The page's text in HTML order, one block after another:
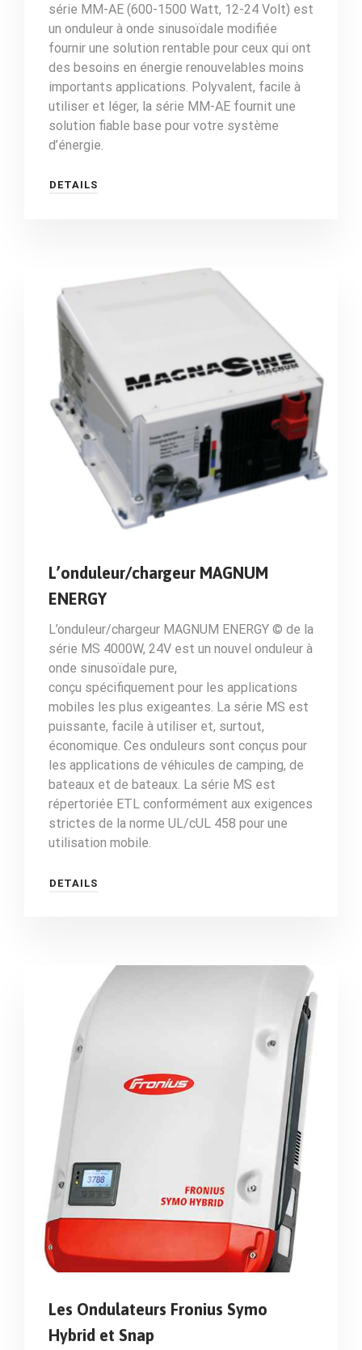
série MM-AE (600-1500 Watt, 12-24 Volt) est
un onduleur à onde sinusoïdale modifiée
fournir une solution rentable pour ceux qui ont
des besoins en énergie renouvelables moins
importants applications. Polyvalent, facile à
utiliser et léger, la série MM-AE fournit une
solution fiable base pour votre système
d’énergie.
DETAILS
L’onduleur/chargeur MAGNUM
ENERGY
L’onduleur/chargeur MAGNUM ENERGY © de la
série MS 4000W, 24V est un nouvel onduleur à
onde sinusoïdale pure,
conçu spécifiquement pour les applications
mobiles les plus exigeantes. La série MS est
puissante, facile à utiliser et, surtout,
économique. Ces onduleurs sont conçus pour
les applications de véhicules de camping, de
bateaux et de bateaux. La série MS est
répertoriée ETL conformément aux exigences
strictes de la norme UL/cUL 458 pour une
utilisation mobile.
DETAILS
Les Ondulateurs Fronius Symo
Hybrid et Snap